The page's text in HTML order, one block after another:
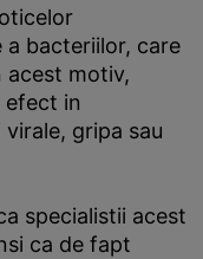
a bacteriilor, care
acest motiv,
efect in
gripa sau
specialistii acest
ca de fapt